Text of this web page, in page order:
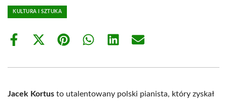
KULTURA I SZTUKA
Share
Share
(Twitter)
Share Share Share Share
Jacek Kortus to utalentowany polski pianista, który zyskał